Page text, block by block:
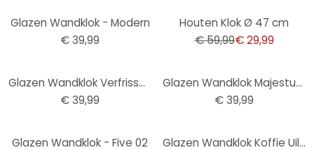
Glazen Wandklok - Modern
€ 39,99
Houten Klok Ø 47 cm
€ 59,99€ 29,99
Glazen Wandklok Verfrissend Fruit
€ 39,99
Glazen Wandklok Majestueus Hert
€ 39,99
Glazen Wandklok - Five 02
Glazen Wandklok Koffie Uiltje